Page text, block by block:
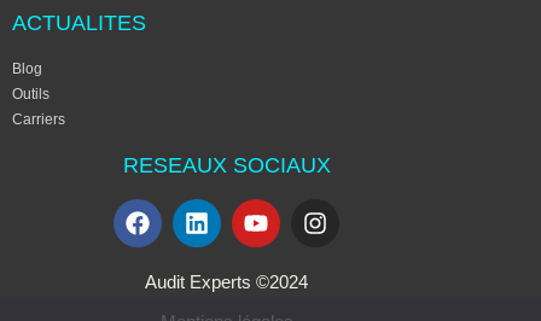
ACTUALITES
Blog
Outils
Carriers
RESEAUX SOCIAUX
Audit Experts ©2024